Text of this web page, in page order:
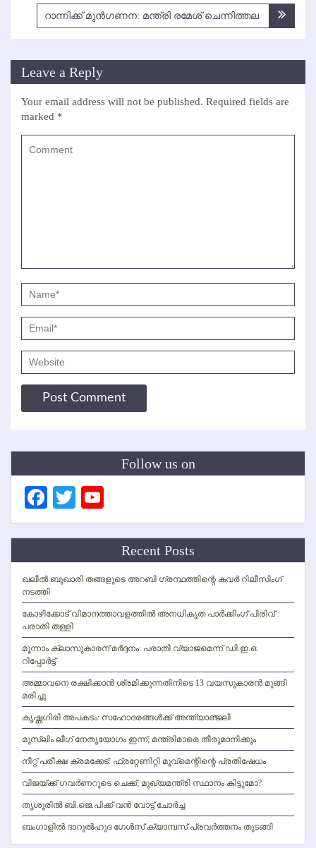
റാന്നിക്ക് മുന്‍ഗണന: മന്ത്രി രമേശ് ചെന്നിത്തല
Leave a Reply
Your email address will not be published. Required fields are
marked *
Follow us on
Facebook
Twitter
Channel
Recent Posts
ഖലീല്‍ ബുഖാരി തങ്ങളുടെ അറബി ഗ്രന്ഥത്തിന്റെ കവര്‍ റിലീസിംഗ്
നടത്തി
കോഴിക്കോട് വിമാനത്താവളത്തില്‍ അനധികൃത പാര്‍ക്കിംഗ് പിരിവ് :
പരാതി തള്ളി
മൂന്നാം ക്ലാസുകാരന് മര്‍ദ്ദനം: പരാതി വ്യാജമെന്ന് ഡി.ഇ.ഒ.
റിപ്പോര്‍ട്ട്
അമ്മാവനെ രക്ഷിക്കാന്‍ ശ്രമിക്കുന്നതിനിടെ 13 വയസുകാരന്‍ മുങ്ങി
മരിച്ചു
കൃഷ്ണഗിരി അപകടം: സഹോദരങ്ങള്‍ക്ക് അന്ത്യാഞ്ജലി
മുസ്ലിം ലീഗ് നേതൃയോഗം ഇന്ന്; മന്ത്രിമാരെ തീരുമാനിക്കും
നീറ്റ് പരീക്ഷ ക്രമക്കേട്: ഫ്രറ്റേണിറ്റി മൂവ്‌മെന്റിന്റെ പ്രതിഷേധം
വിജയ്ക്ക് ഗവര്‍ണറുടെ ചെക്ക്; മുഖ്യമന്ത്രി സ്ഥാനം കിട്ടുമോ?
തൃശൂരില്‍ ബി.ജെ.പിക്ക് വന്‍ വോട്ട് ചോര്‍ച്ച
ബംഗാളില്‍ ദാറുല്‍ഹുദ ഗേള്‍സ് ക്യാമ്പസ് പ്രവര്‍ത്തനം തുടങ്ങി